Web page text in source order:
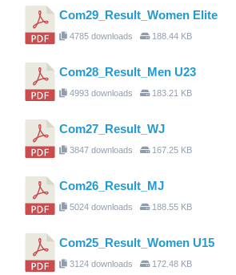
Com29_Result_Women Elite
4785 downloads 188.44 KB
Com28_Result_Men U23
4993 downloads 183.21 KB
Com27_Result_WJ
3847 downloads 167.25 KB
Com26_Result_MJ
5024 downloads 188.55 KB
Com25_Result_Women U15
3124 downloads 172.48 KB